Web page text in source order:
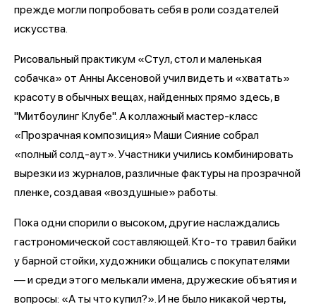
прежде могли попробовать себя в роли создателей
искусства.
Рисовальный практикум «Стул, стол и маленькая
собачка» от Анны Аксеновой учил видеть и «хватать»
красоту в обычных вещах, найденных прямо здесь, в
"Митбоулинг Клубе". А коллажный мастер-класс
«Прозрачная композиция» Маши Сияние собрал
«полный солд-аут». Участники учились комбинировать
вырезки из журналов, различные фактуры на прозрачной
пленке, создавая «воздушные» работы.
Пока одни спорили о высоком, другие наслаждались
гастрономической составляющей. Кто-то травил байки
у барной стойки, художники общались с покупателями
— и среди этого мелькали имена, дружеские объятия и
вопросы: «А ты что купил?». И не было никакой черты,